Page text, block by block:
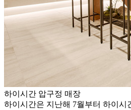
하이시간 압구정 매장
하이시간은 지난해 7월부터 하이시